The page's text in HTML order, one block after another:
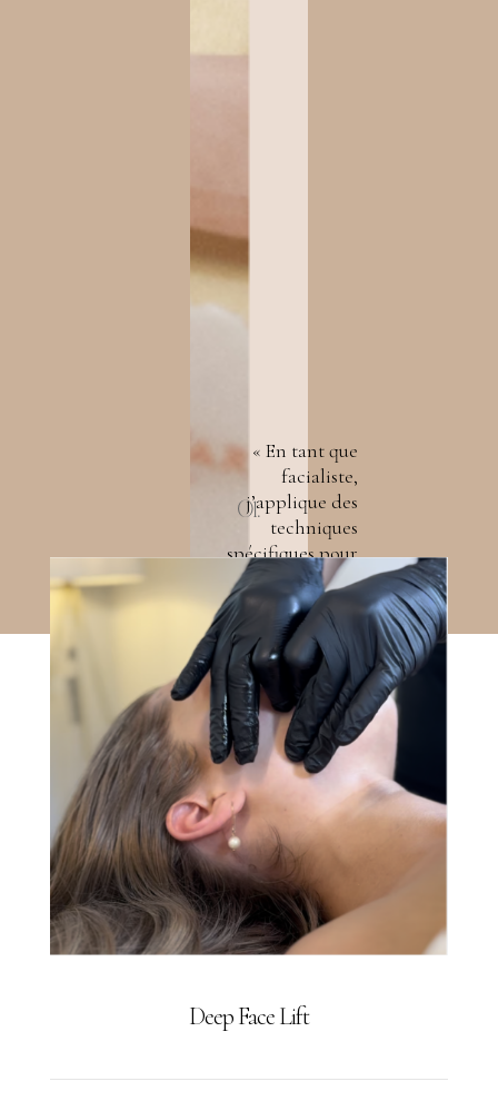
« En tant que
facialiste,
j’applique des
techniques
spécifiques pour
sculpter, revitaliser
et raffermir le
visage, tout en
améliorant l’éclat
naturel de la
peau. »
01.
Deep Face Lift